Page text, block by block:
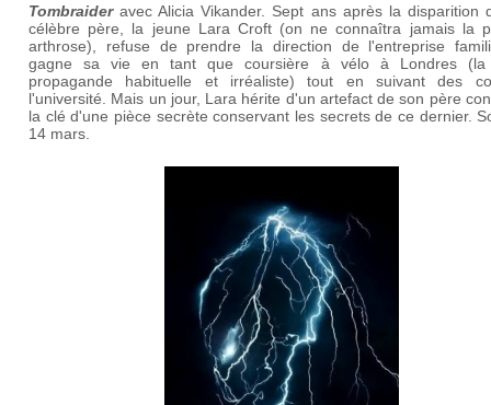
Tombraider avec Alicia Vikander. Sept ans après la disparition
célèbre père, la jeune Lara Croft (on ne connaîtra jamais la
arthrose), refuse de prendre la direction de l'entreprise
gagne sa vie en tant que coursière à vélo à Londres (la
propagande habituelle et irréaliste) tout en suivant des
l'université. Mais un jour, Lara hérite d'un artefact de son père
la clé d'une pièce secrète conservant les secrets de ce dernier.
14 mars.